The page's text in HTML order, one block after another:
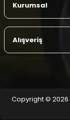
Kurumsal
Alışveriş
Copyright © 2026